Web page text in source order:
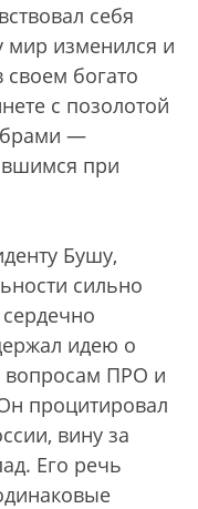
себя
мир изменился и
богато
с позолотой
—
при
Бушу,
сильно
идею о
вопросам ПРО и
процитировал
вину за
Его речь